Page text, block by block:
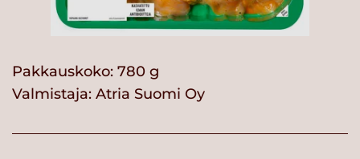
Pakkauskoko: 780 g
Valmistaja: Atria Suomi Oy